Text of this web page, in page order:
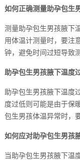
如何正确测量助孕包生
测量助孕包生男孩腋下
用体温计测量时，要注
钟，避免时间过短导致
助孕包生男孩腋下温度
助孕包生男孩腋下温度
度过低则可能是由于保
包生男孩体温异常时，
如何应对助孕包生男孩
当助孕包生男孩腋下温